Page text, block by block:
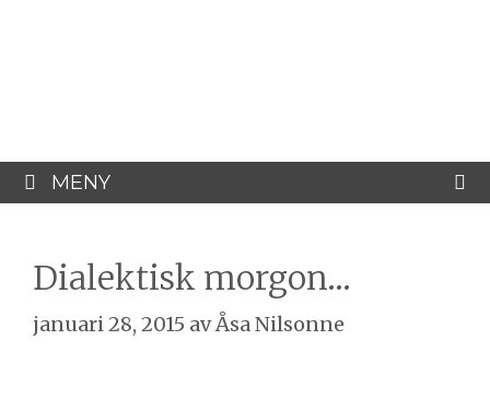
MENY
Dialektisk morgon…
januari 28, 2015 avÅsa Nilsonne